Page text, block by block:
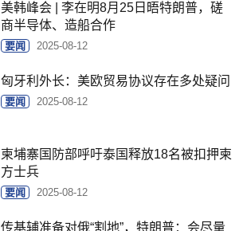
美韩峰会 | 李在明8月25日晤特朗普，磋
商半导体、造船合作
要闻 2025-08-12
匈牙利外长：美欧贸易协议存在多处疑问
要闻 2025-08-12
柬埔寨国防部呼吁泰国释放18名被扣押柬
方士兵
要闻 2025-08-12
传基辅准备对俄“割地”，特朗普：会尽量